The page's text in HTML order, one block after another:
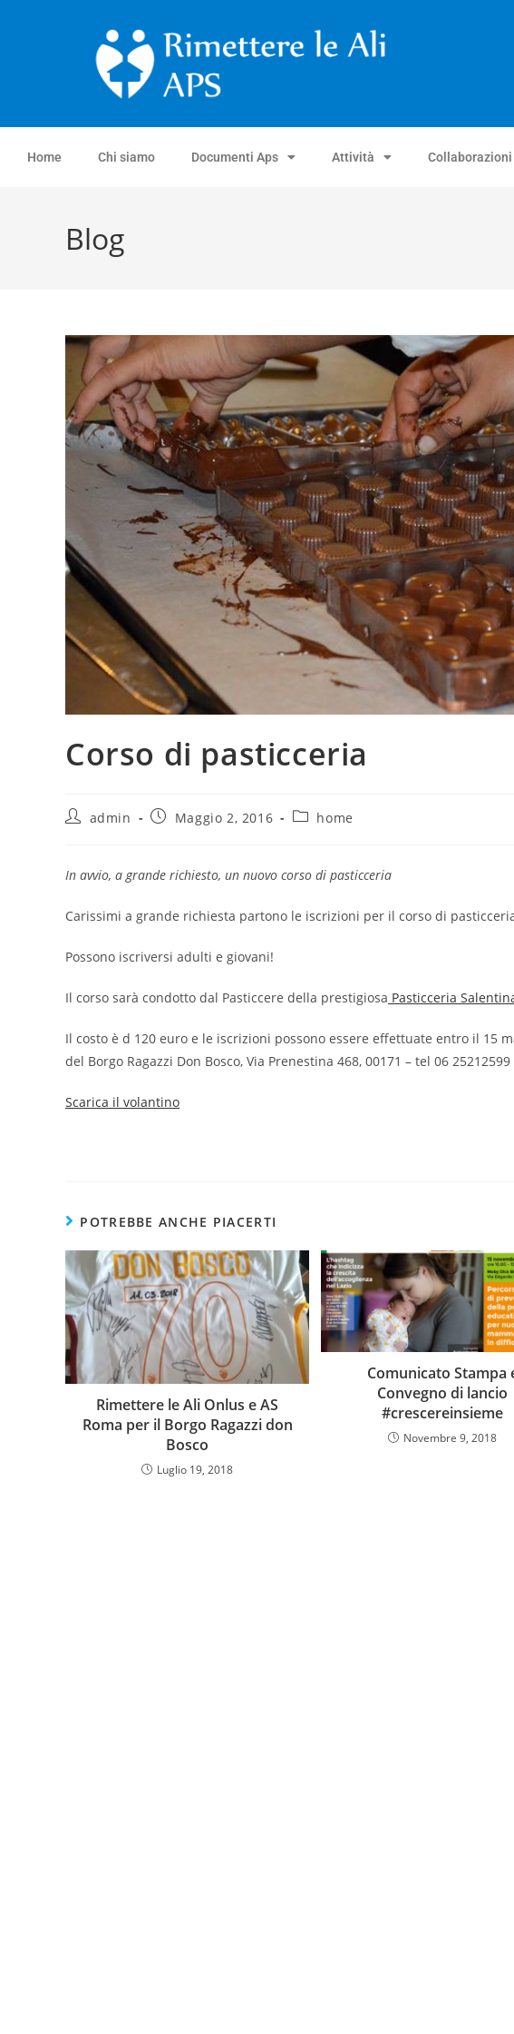
Home Chi siamo Documenti Aps Attività Collaborazioni
Blog
Corso di pasticceria
admin Maggio 2, 2016 home
In avvio, a grande richiesto, un nuovo corso di pasticceria
Carissimi a grande richiesta partono le iscrizioni per il corso di
Possono iscriversi adulti e giovani!
Il corso sarà condotto dal Pasticcere della prestigiosa Pasticceria
Il costo è d 120 euro e le iscrizioni possono essere effettuate entro il 15
del Borgo Ragazzi Don Bosco, Via Prenestina 468, 00171 – tel 06
Scarica il volantino
POTREBBE ANCHE PIACERTI
Rimettere le Ali Onlus e AS
Roma per il Borgo Ragazzi don
Bosco
Luglio 19, 2018
Comunicato Stampa
Convegno di lancio
#crescereinsieme
Novembre 9, 2018